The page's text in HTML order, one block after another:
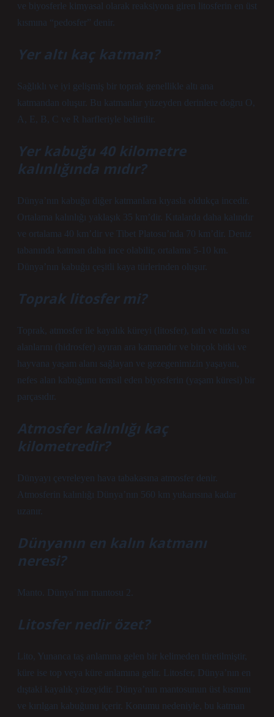
ve biyosferle kimyasal olarak reaksiyona giren litosferin en üst
kısmına “pedosfer” denir.
Yer altı kaç katman?
Sağlıklı ve iyi gelişmiş bir toprak genellikle altı ana
katmandan oluşur. Bu katmanlar yüzeyden derinlere doğru O,
A, E, B, C ve R harfleriyle belirtilir.
Yer kabuğu 40 kilometre
kalınlığında mıdır?
Dünya’nın kabuğu diğer katmanlara kıyasla oldukça incedir.
Ortalama kalınlığı yaklaşık 35 km’dir. Kıtalarda daha kalındır
ve ortalama 40 km’dir ve Tibet Platosu’nda 70 km’dir. Deniz
tabanında katman daha ince olabilir, ortalama 5-10 km.
Dünya’nın kabuğu çeşitli kaya türlerinden oluşur.
Toprak litosfer mi?
Toprak, atmosfer ile kayalık küreyi (litosfer), tatlı ve tuzlu su
alanlarını (hidrosfer) ayıran ara katmandır ve birçok bitki ve
hayvana yaşam alanı sağlayan ve gezegenimizin yaşayan,
nefes alan kabuğunu temsil eden biyosferin (yaşam küresi) bir
parçasıdır.
Atmosfer kalınlığı kaç
kilometredir?
Dünyayı çevreleyen hava tabakasına atmosfer denir.
Atmosferin kalınlığı Dünya’nın 560 km yukarısına kadar
uzanır.
Dünyanın en kalın katmanı
neresi?
Manto. Dünya’nın mantosu 2.
Litosfer nedir özet?
Lito, Yunanca taş anlamına gelen bir kelimeden türetilmiştir,
küre ise top veya küre anlamına gelir. Litosfer, Dünya’nın en
dıştaki kayalık yüzeyidir. Dünya’nın mantosunun üst kısmını
ve kırılgan kabuğunu içerir. Konumu nedeniyle, bu katman